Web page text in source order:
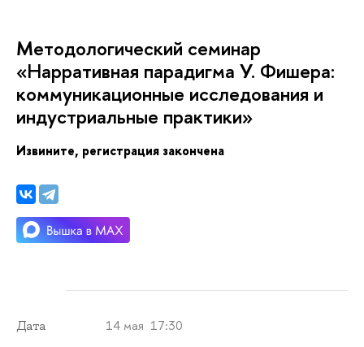
Методологический семинар
«Нарративная парадигма У. Фишера:
коммуникационные исследования и
индустриальные практики»
Извините, регистрация закончена
Дата 14 мая 17:30